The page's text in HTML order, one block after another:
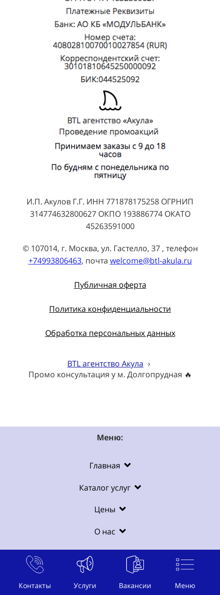
Контакты Услуги Вакансии Меню
И.П. Акулов Г.Г. ИНН 771878175258 ОГРНИП
314774632800627 ОКПО 193886774 ОКАТО
45263591000
© 107014, г. Москва, ул. Гастелло, 37 , телефон
+74993806463, почта welcome@btl-akula.ru
Публичная оферта
Политика конфиденциальности
Обработка персональных данных
BTL агентство Акула ›
Промо консультация у м. Долгопрудная 🔥
Меню:
Главная
Каталог услуг
Цены
О нас
Контакты